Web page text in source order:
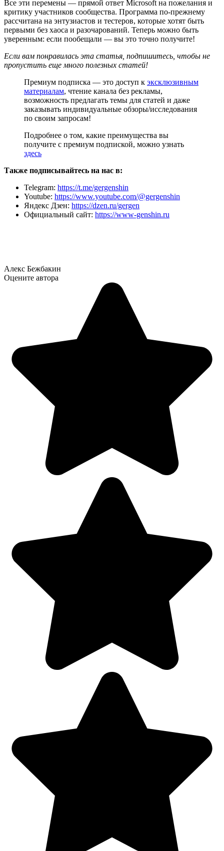
Все эти перемены — прямой ответ Microsoft на пожелания и
критику участников сообщества. Программа по-прежнему
рассчитана на энтузиастов и тестеров, которые хотят быть
первыми без хаоса и разочарований. Теперь можно быть
уверенным: если пообещали — вы это точно получите!
Если вам понравилась эта статья, подпишитесь, чтобы не
пропустить еще много полезных статей!
Премиум подписка — это доступ к эксклюзивным
материалам, чтение канала без рекламы,
возможность предлагать темы для статей и даже
заказывать индивидуальные обзоры/исследования
по своим запросам!
Подробнее о том, какие преимущества вы
получите с премиум подпиской, можно узнать
здесь
Также подписывайтесь на нас в:
Telegram: https://t.me/gergenshin
Youtube: https://www.youtube.com/@gergenshin
Яндекс Дзен: https://dzen.ru/gergen
Официальный сайт: https://www-genshin.ru
Алекс Бежбакин
Оцените автора